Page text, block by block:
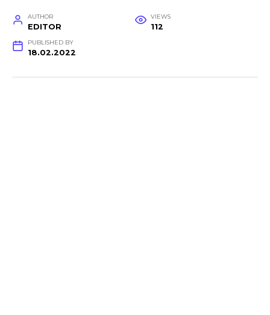
AUTHOR
EDITOR
VIEWS
112
PUBLISHED BY
18.02.2022